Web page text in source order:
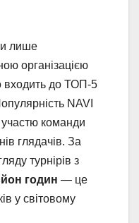
лише
організацією
входить до ТОП-5
NAVI
участю команди
глядачів. За
турнірів з
годин — це
у світовому